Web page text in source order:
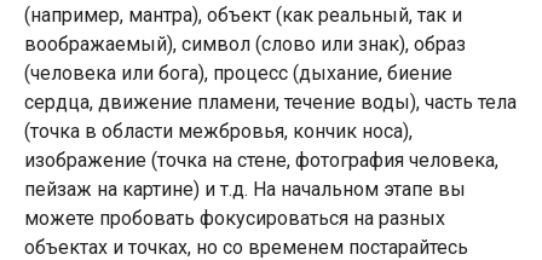
(например, мантра), объект (как реальный, так и
воображаемый), символ (слово или знак), образ
(человека или бога), процесс (дыхание, биение
сердца, движение пламени, течение воды), часть тела
(точка в области межбровья, кончик носа),
изображение (точка на стене, фотография человека,
пейзаж на картине) и т.д. На начальном этапе вы
можете пробовать фокусироваться на разных
объектах и точках, но со временем постарайтесь